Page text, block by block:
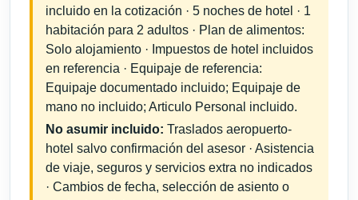
incluido en la cotización · 5 noches de hotel · 1
habitación para 2 adultos · Plan de alimentos:
Solo alojamiento · Impuestos de hotel incluidos
en referencia · Equipaje de referencia:
Equipaje documentado incluido; Equipaje de
mano no incluido; Articulo Personal incluido.
No asumir incluido: Traslados aeropuerto-
hotel salvo confirmación del asesor · Asistencia
de viaje, seguros y servicios extra no indicados
· Cambios de fecha, selección de asiento o